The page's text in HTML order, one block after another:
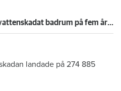
Anmälde inte vattenskadat badrum på fem år – krävs på 125 000 kronor
landade på 274 885